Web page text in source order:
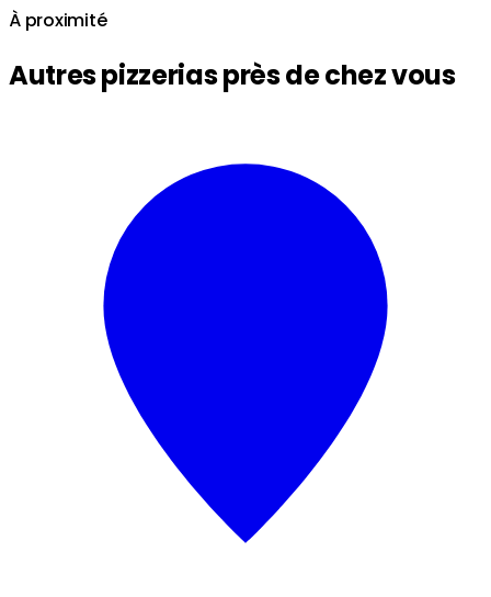
À proximité
Autres pizzerias près de chez vous